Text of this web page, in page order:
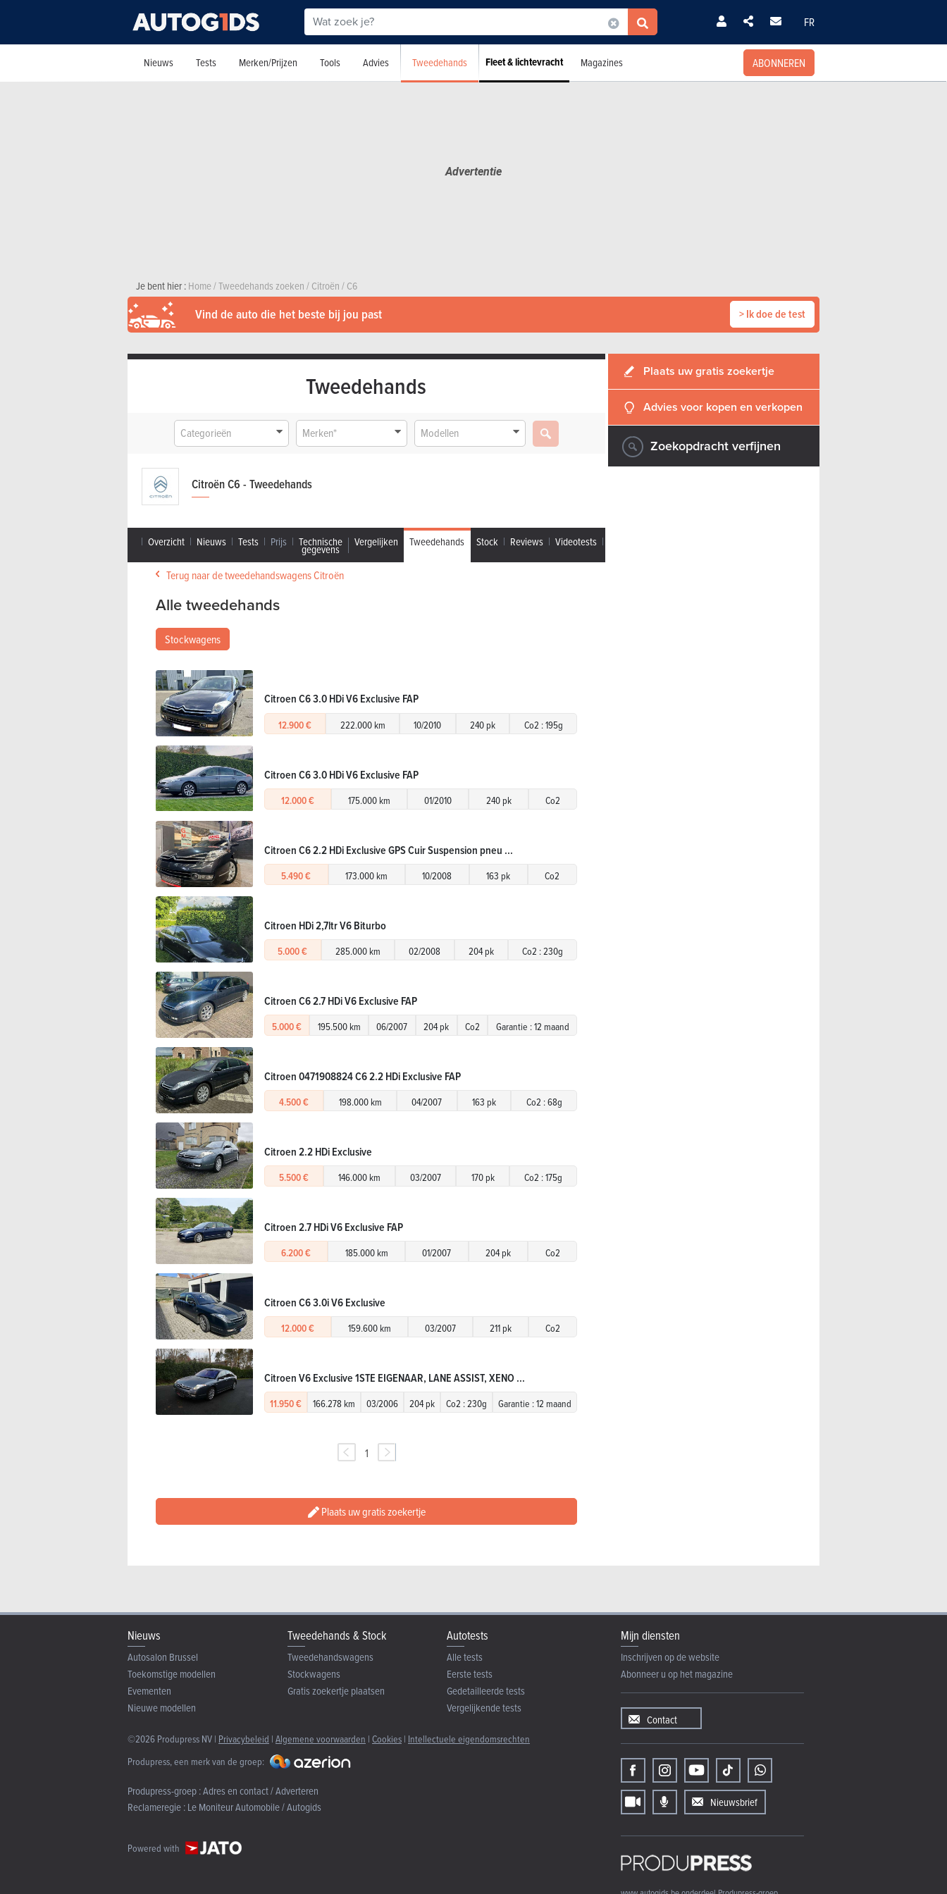
FR
Nieuws Tests Merken/Prijzen Tools Advies Tweedehands Fleet & lichtevracht Magazines ABONNEREN
Je bent hier :Home/Tweedehands zoeken/Citroën/C6
Vind de auto die het beste bij jou past > Ik doe de test
Tweedehands
Categorieën Merken* Modellen
Citroën C6 - Tweedehands
Overzicht Nieuws Tests Prijs Technische
gegevens
Vergelijken Tweedehands Stock Reviews Videotests
Terug naar de tweedehandswagens Citroën
Alle tweedehands
Stockwagens
Citroen C6 3.0 HDi V6 Exclusive FAP
12.900 € 222.000 km 10/2010 240 pk Co2 : 195g
Citroen C6 3.0 HDi V6 Exclusive FAP
12.000 € 175.000 km 01/2010 240 pk Co2
Citroen C6 2.2 HDi Exclusive GPS Cuir Suspension pneu ...
5.490 € 173.000 km 10/2008 163 pk Co2
Citroen HDi 2,7ltr V6 Biturbo
5.000 € 285.000 km 02/2008 204 pk Co2 : 230g
Citroen C6 2.7 HDi V6 Exclusive FAP
5.000 € 195.500 km 06/2007 204 pk Co2 Garantie : 12 maand
Citroen 0471908824 C6 2.2 HDi Exclusive FAP
4.500 € 198.000 km 04/2007 163 pk Co2 : 68g
Citroen 2.2 HDi Exclusive
5.500 € 146.000 km 03/2007 170 pk Co2 : 175g
Citroen 2.7 HDi V6 Exclusive FAP
6.200 € 185.000 km 01/2007 204 pk Co2
Citroen C6 3.0i V6 Exclusive
12.000 € 159.600 km 03/2007 211 pk Co2
Citroen V6 Exclusive 1STE EIGENAAR, LANE ASSIST, XENO ...
11.950 € 166.278 km 03/2006 204 pk Co2 : 230g Garantie : 12 maand
1
Plaats uw gratis zoekertje
Plaats uw gratis zoekertje
Advies voor kopen en verkopen
Zoekopdracht verfijnen
Nieuws
Autosalon Brussel
Toekomstige modellen
Evementen
Nieuwe modellen
Tweedehands & Stock
Tweedehandswagens
Stockwagens
Gratis zoekertje plaatsen
Autotests
Alle tests
Eerste tests
Gedetailleerde tests
Vergelijkende tests
©2026 Produpress NV | Privacybeleid | Algemene voorwaarden | Cookies | Intellectuele eigendomsrechten
Produpress, een merk van de groep:
Produpress-groep :Adres en contact / Adverteren
Reclameregie :Le Moniteur Automobile / Autogids
Powered with
Mijn diensten
Inschrijven op de website
Abonneer u op het magazine
Contact
Nieuwsbrief